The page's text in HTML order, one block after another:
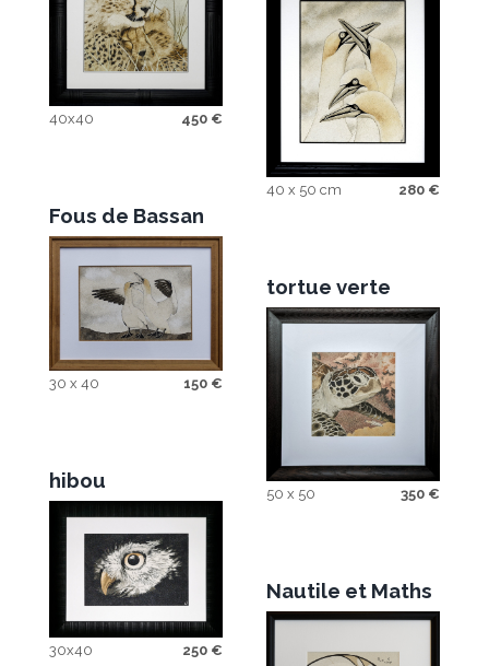
40x40 450€
Fous de Bassan
30 x 40 150€
hibou
30x40 250€
40 x 50 cm 280 €
tortue verte
50 x 50 350 €
Nautile et Maths